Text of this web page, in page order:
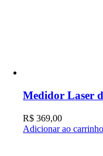
Medidor Laser
R$ 369,00
Adicionar ao carrinho